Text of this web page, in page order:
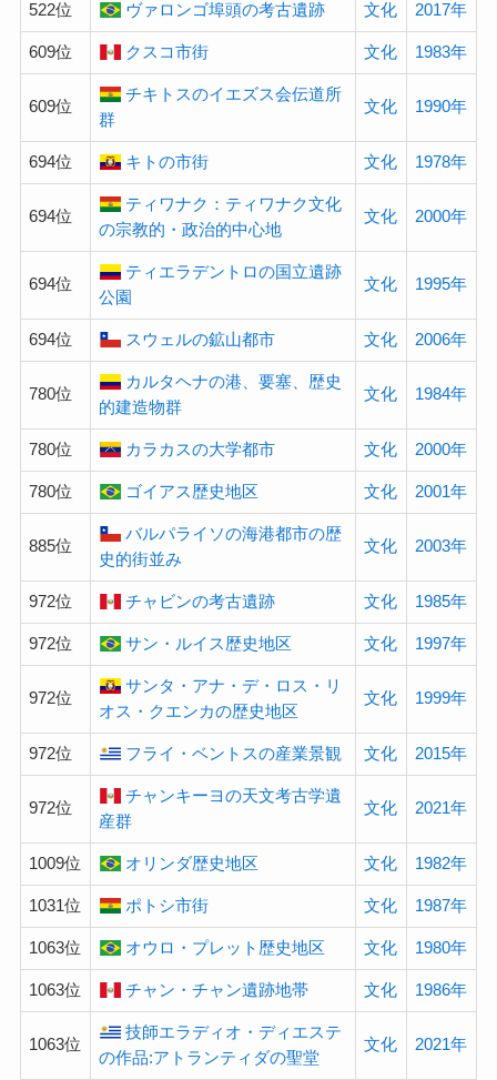
522位 ヴァロンゴ埠頭の考古遺跡 文化 2017年
609位 クスコ市街 文化 1983年
609位
チキトスのイエズス会伝道所
群
文化 1990年
694位 キトの市街 文化 1978年
694位
ティワナク：ティワナク文化
の宗教的・政治的中心地
文化 2000年
694位
ティエラデントロの国立遺跡
公園
文化 1995年
694位 スウェルの鉱山都市 文化 2006年
780位
カルタヘナの港、要塞、歴史
的建造物群
文化 1984年
780位 カラカスの大学都市 文化 2000年
780位 ゴイアス歴史地区 文化 2001年
885位
バルパライソの海港都市の歴
史的街並み
文化 2003年
972位 チャビンの考古遺跡 文化 1985年
972位 サン・ルイス歴史地区 文化 1997年
972位
サンタ・アナ・デ・ロス・リ
オス・クエンカの歴史地区
文化 1999年
972位 フライ・ベントスの産業景観 文化 2015年
972位
チャンキーヨの天文考古学遺
産群
文化 2021年
1009位 オリンダ歴史地区 文化 1982年
1031位 ポトシ市街 文化 1987年
1063位 オウロ・プレット歴史地区 文化 1980年
1063位 チャン・チャン遺跡地帯 文化 1986年
1063位
技師エラディオ・ディエステ
の作品:アトランティダの聖堂
文化 2021年